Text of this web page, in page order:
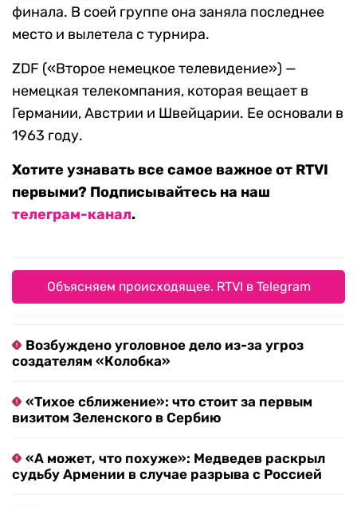
финала. В соей группе она заняла последнее
место и вылетела с турнира.
ZDF («Второе немецкое телевидение») —
немецкая телекомпания, которая вещает в
Германии, Австрии и Швейцарии. Ее основали в
1963 году.
Хотите узнавать все самое важное от RTVI
первыми? Подписывайтесь на наш
телеграм-канал.
Объясняем происходящее. RTVI в Telegram
Возбуждено уголовное дело из-за угроз
создателям «Колобка»
«Тихое сближение»: что стоит за первым
визитом Зеленского в Сербию
«А может, что похуже»: Медведев раскрыл
судьбу Армении в случае разрыва с Россией